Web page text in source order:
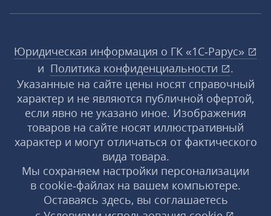
Юридическая информация о ГК «1С‑Рарус»
и Политика конфиденциальности
.
Указанные на сайте цены носят справочный
характер и не являются публичной офертой,
если явно не указано иное. Изображения
товаров на сайте носят иллюстративный
характер и могут отличаться от фактического
вида товара.
Мы сохраняем настройки персонализации
в cookie‑файлах на вашем компьютере.
Оставаясь здесь, вы соглашаетесь